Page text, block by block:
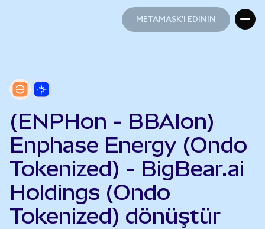
METAMASK'I EDİNİN
(ENPHon - BBAIon)
Enphase Energy (Ondo
Tokenized) - BigBear.ai
Holdings (Ondo
Tokenized) dönüştür